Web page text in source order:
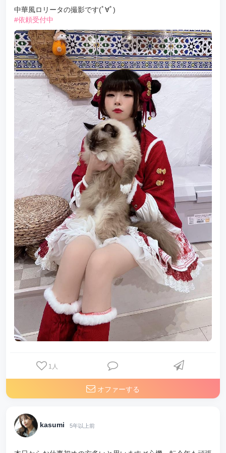
中華風ロリータの撮影です(ﾟ∀ﾟ)
#依頼受付中
1 人
オファーする
kasumi 5年以上前